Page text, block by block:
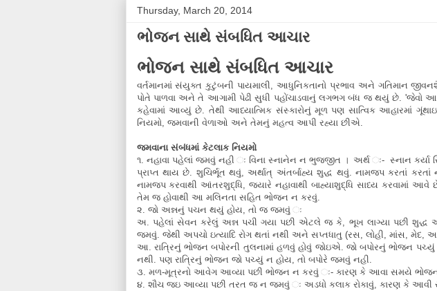
Thursday, March 20, 2014
ભોજન સાથે સંબધિત આચાર
ભોજન સાથે સંબધિત આચાર
વર્તમાનમાં સંયુક્ત કુટુંબની પાયમાલી, આધુનિકતાનો પ્રભાવ અને ગતિમાન
પોતે પાળવા અને તે આગામી પેઢી સુધી પહોંચાડવાનું લગભગ બંધ જ થયું છે. 'જેવો
કહેવામાં આવ્યું છે. તેથી આધ્યાત્મિક સંસ્કારોનું મૂળ પણ સાત્વિક આહારમાં
નિયમો, જમવાની વેળાઓ અને તેમનું મહત્વ આપી રહ્યા છીએ.
જમવાના સંબંધમાં કેટલાક નિયમો
૧. નહાવા પહેલાં જમવું નહી ઃ વિના સ્નાનેન ન ભુજ્જીત । અર્થ ઃ- સ્નાન કર્યા
પ્રાપ્ત થાય છે. શુચિર્ભૂત થવું, અર્થાત્ અંતર્બાહ્ય શુદ્ધ થવું. નામજપ કરતાં કરતાં
નામજપ કરવાથી આંતરશુદ્ધિ, જ્યારે નહાવાથી બાહ્યાશુદ્ધિ સાધ્ય કરવામાં
તેમ જ હોવાથી આ મલિનતા સહિત ભોજન ન કરવું.
૨. જો અન્નનું પચન થયું હોય, તો જ જમવું ઃ
અ. પહેલાં સેવન કરેલું અન્ન પચી ગયા પછી એટલે જ કે, ભૂખ લાગ્યા પછી શુદ્ધ
જમવું. જેથી અપચો ઇત્યાદિ રોગ થતાં નથી અને સપ્તધાતુ (રસ, લોહી, માંસ, મેદ,
આ. રાત્રિનું ભોજન બપોરની તુલનામાં હળવું હોવું જોઇએ. જો બપોરનું ભોજન પચ્યું ન
નથી. પણ રાત્રિનું ભોજન જો પચ્યું ન હોય, તો બપોરે જમવું નહી.
૩. મળ-મૂત્રનો આવેગ આવ્યા પછી ભોજન ન કરવું ઃ- કારણ કે આવા સમયે ભોજન
૪. શૌચ જઇ આવ્યા પછી તરત જ ન જમવું ઃ અડધો કલાક રોકાવું, કારણ કે આવી